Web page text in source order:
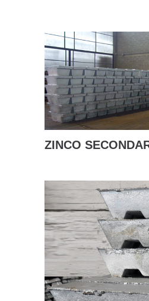
SCOPRI
ZINCO
SCOPRI